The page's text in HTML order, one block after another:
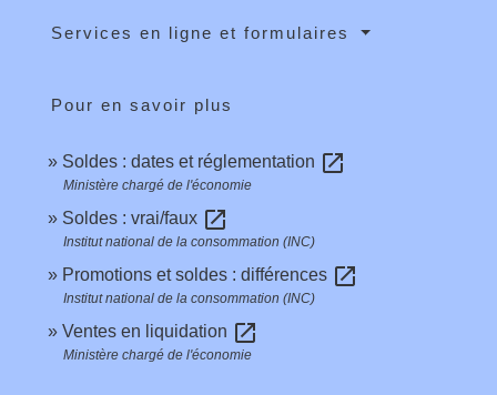
Services en ligne et formulaires
Pour en savoir plus
Soldes : dates et réglementation open_in_new
Ministère chargé de l'économie
Soldes : vrai/faux open_in_new
Institut national de la consommation (INC)
Promotions et soldes : différences open_in_new
Institut national de la consommation (INC)
Ventes en liquidation open_in_new
Ministère chargé de l'économie